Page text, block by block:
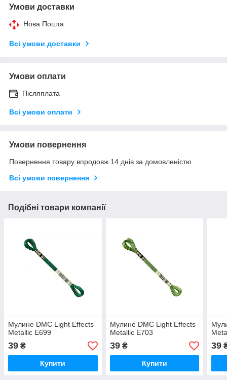
Умови доставки
Нова Пошта
Всі умови доставки
Умови оплати
Післяплата
Всі умови оплати
Умови повернення
Повернення товару впродовж 14 днів за домовленістю
Всі умови повернення
Подібні товари компанії
Мулине DMC Light Effects
Metallic E699
39 ₴
Купити
Мулине DMC Light Effects
Metallic E703
39₴
Купити
39